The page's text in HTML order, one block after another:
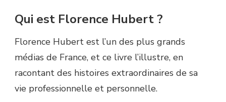
Qui est Florence Hubert ?
Florence Hubert est l’un des plus grands
médias de France, et ce livre l’illustre, en
racontant des histoires extraordinaires de sa
vie professionnelle et personnelle.